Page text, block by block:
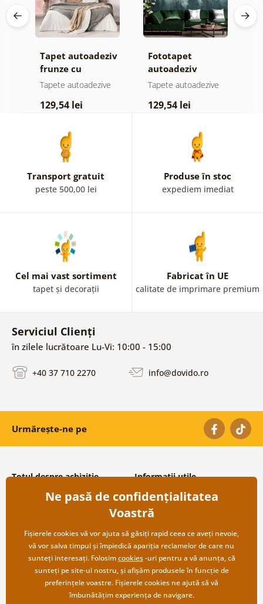
Tapet autoadeziv
frunze cu
atingere
Tapete autoadezive
129,54 lei
Fototapet
autoadeziv
pădure în ceață
Tapete autoadezive
129,54 lei
Transport gratuit
peste 500,00 lei
Produse în stoc
expediem imediat
Cel mai vast sortiment
tapet și decorații
Fabricat în UE
calitate de imprimare premium
Serviciul Clienți
în zilele lucrătoare Lu-Vi: 10:00 - 15:00
+40 37 710 2270 info@dovido.ro
Urmărește-ne pe
Totul despre achiziție
Condiții și termeni generali
Protecția datelor personale
Transport și modalități de plată
Returnare
Informații utile
Despre noi
Întrebări frecvente
Contacte
Cooperare angro
Ne pasă de confidențialitatea
Voastră
Fișierele cookies vă vor ajuta să găsiți rapid ceea ce aveți nevoie,
vă vor salva timpul și împiedică apariția reclamelor de care nu
sunteți interesați. Folosimcookies-uri pentru a vă anunța, că
sunteți pe site-ul nostru, și afișăm produsele în funcție de
preferințele voastre. Fișierele cookies ne ajută să vă
îmbunătățim experiența de navigare.